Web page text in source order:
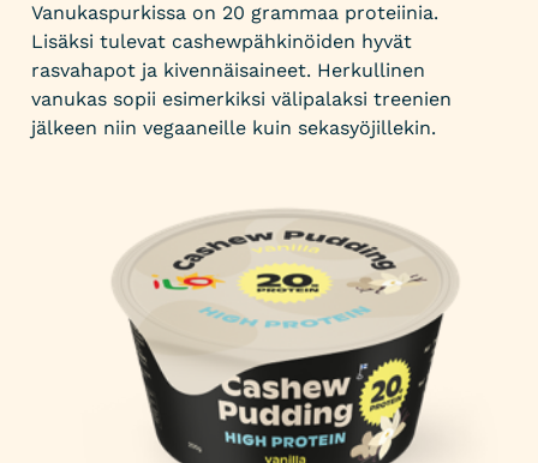
Vanukaspurkissa on 20 grammaa proteiinia.
Lisäksi tulevat cashewpähkinöiden hyvät
rasvahapot ja kivennäisaineet. Herkullinen
vanukas sopii esimerkiksi välipalaksi treenien
jälkeen niin vegaaneille kuin sekasyöjillekin.